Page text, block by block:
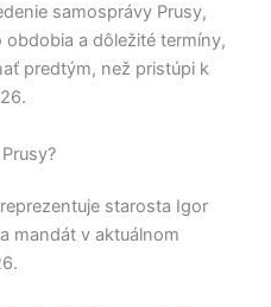
samosprávy Prusy,
a dôležité termíny,
predtým, než pristúpi k
reprezentuje starosta Igor
mandát v aktuálnom